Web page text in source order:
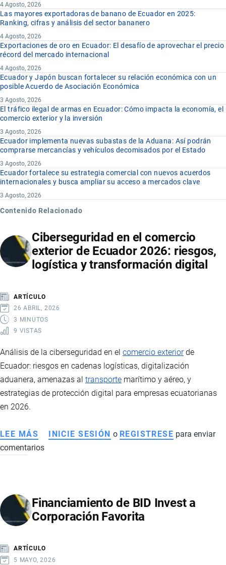
4 Agosto, 2026
Las mayores exportadoras de banano de Ecuador en 2025:
Ranking, cifras y análisis del sector bananero
4 Agosto, 2026
Exportaciones de oro en Ecuador: El desafío de aprovechar el precio
récord del mercado internacional
4 Agosto, 2026
Ecuador y Japón buscan fortalecer su relación económica con un
posible Acuerdo de Asociación Económica
3 Agosto, 2026
El tráfico ilegal de armas en Ecuador: Cómo impacta la economía, el
comercio exterior y la inversión
3 Agosto, 2026
Ecuador implementa nuevas subastas de la Aduana: Así podrán
comprarse mercancías y vehículos decomisados por el Estado
3 Agosto, 2026
Ecuador fortalece su estrategia comercial con nuevos acuerdos
internacionales y busca ampliar su acceso a mercados clave
3 Agosto, 2026
Contenido Relacionado
Ciberseguridad en el comercio
exterior de Ecuador 2026: riesgos,
logística y transformación digital
ARTÍCULO
26 ABRIL, 2026
3 MINUTOS
9 VISTAS
Análisis de la ciberseguridad en el comercio exteriorde
Ecuador: riesgos en cadenas logísticas, digitalización
aduanera, amenazas al transporte marítimo y aéreo, y
estrategias de protección digital para empresas ecuatorianas
en 2026.
LEE MÁS SOBRE
CIBERSEGURIDAD
EXTERIOR
DE
RIESGOS,
INICIE SESIÓN o REGISTRESE para enviar
comentarios
Financiamiento de BID Invest a
Corporación Favorita
ARTÍCULO
5 MAYO, 2026